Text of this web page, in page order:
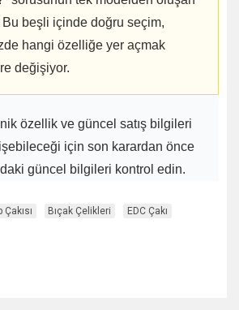
Bu beşli içinde doğru seçim,
hangi özelliğe yer açmak
değişiyor.
özellik ve güncel satış bilgileri
için son karardan önce
güncel bilgileri kontrol edin.
Çakısı Bıçak Çelikleri EDC Çakı